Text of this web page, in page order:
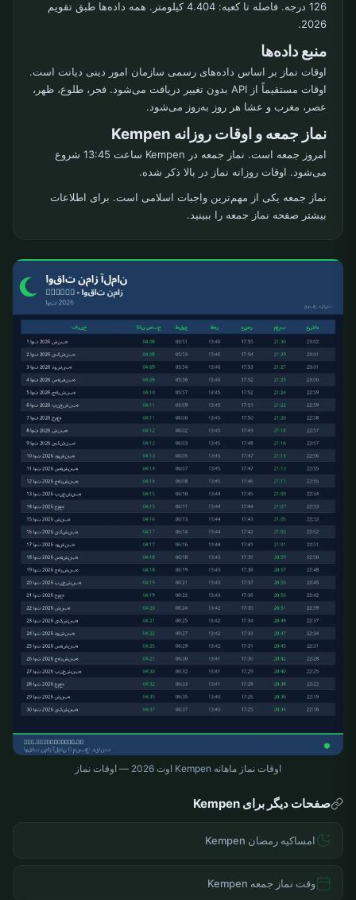
126 درجه. فاصله تا کعبه: 4.404 کیلومتر. همه داده‌ها طبق تقویم
2026.
منبع داده‌ها
اوقات نماز بر اساس داده‌های رسمی سازمان امور دینی دیانت است.
اوقات مستقیماً از API بدون تغییر دریافت می‌شود. فجر، طلوع، ظهر،
عصر، مغرب و عشا هر روز به‌روز می‌شود.
نماز جمعه و اوقات روزانه Kempen
امروز جمعه است. نماز جمعه در Kempen ساعت 13:45 شروع
می‌شود. اوقات روزانه نماز در بالا ذکر شده.
نماز جمعه یکی از مهم‌ترین واجبات اسلامی است. برای اطلاعات
بیشتر صفحه نماز جمعه را ببینید.
اوقات نماز ماهانه Kempen اوت 2026 — اوقات نماز
صفحات دیگر برای Kempen
امساکیه رمضان Kempen
وقت نماز جمعه Kempen